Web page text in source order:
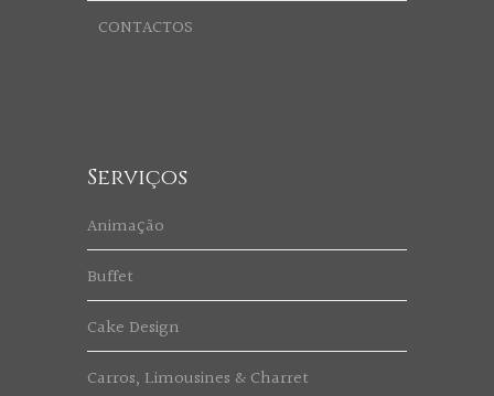
CONTACTOS
Serviços
Animação
Buffet
Cake Design
Carros, Limousines & Charret